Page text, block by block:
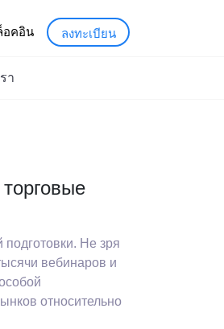
อคอิน ลงทะเบียน
า
Не зря
вебинаров и
относительно